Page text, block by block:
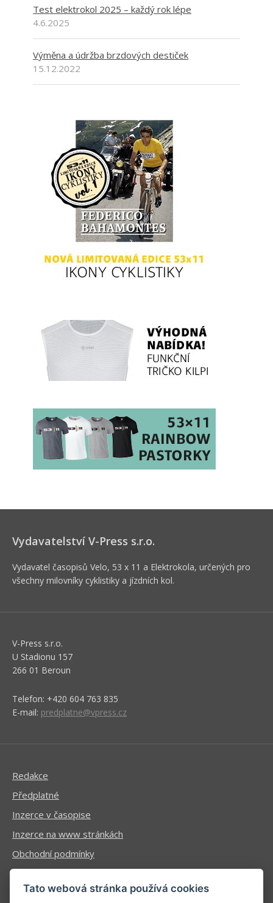
Test elektrokol 2025 – každý rok lépe
4.6.2025
Výměna a údržba brzdových destiček
15.12.2022
Vydavatelství V-Press s.r.o.
Vydavatel časopisů Velo, 53 x 11 a Elektrokola, určených pro
všechny milovníky cyklistiky a jízdních kol.
V-Press s.r.o.
U Stadionu 157
266 01 Beroun
Telefon: +420 604 763 835
E-mail: predplatne@vpress.cz
Redakce
Předplatné
Inzerce v časopise
Inzerce na www stránkách
Obchodní podmínky
Ochrana osobních údajů
Tato webová stránka používá cookies